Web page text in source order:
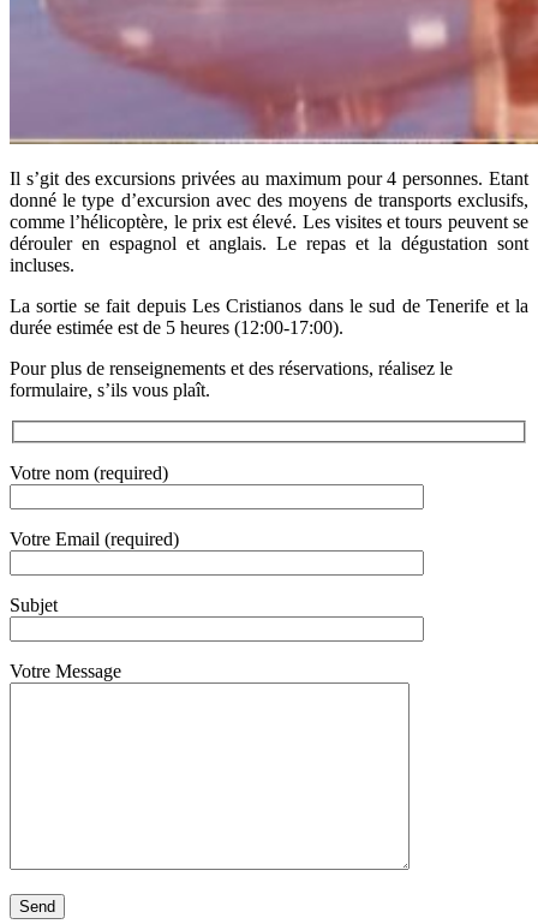
Il s’git des excursions privées au maximum pour 4 personnes. Etant
donné le type d’excursion avec des moyens de transports exclusifs,
comme l’hélicoptère, le prix est élevé. Les visites et tours peuvent se
dérouler en espagnol et anglais. Le repas et la dégustation sont
incluses.
La sortie se fait depuis Les Cristianos dans le sud de Tenerife et la
durée estimée est de 5 heures (12:00-17:00).
Pour plus de renseignements et des réservations, réalisez le
formulaire, s’ils vous plaît.
Votre nom (required)
Votre Email (required)
Subjet
Votre Message